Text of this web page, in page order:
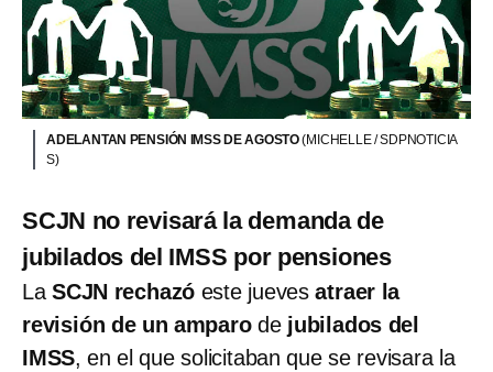
ADELANTAN PENSIÓN IMSS DE AGOSTO(MICHELLE / SDPNOTICIA
S)
SCJN no revisará la demanda de
jubilados del IMSS por pensiones
LaSCJN rechazó este jueves atraer la
revisión de un amparode jubilados del
IMSS, en el que solicitaban que se revisara la